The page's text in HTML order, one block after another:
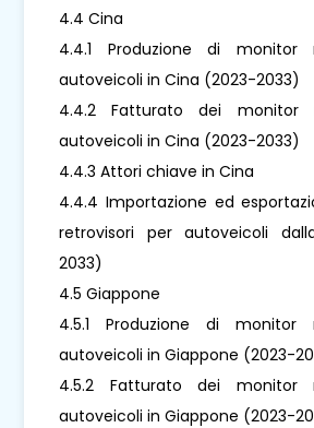
4.4 Cina
4.4.1 Produzione di monitor
autoveicoli in Cina (2023-2033)
4.4.2 Fatturato dei monitor
autoveicoli in Cina (2023-2033)
4.4.3 Attori chiave in Cina
4.4.4 Importazione ed
retrovisori per autoveicoli
2033)
4.5 Giappone
4.5.1 Produzione di monitor
autoveicoli in Giappone (2023-
4.5.2 Fatturato dei monitor
autoveicoli in Giappone (2023-